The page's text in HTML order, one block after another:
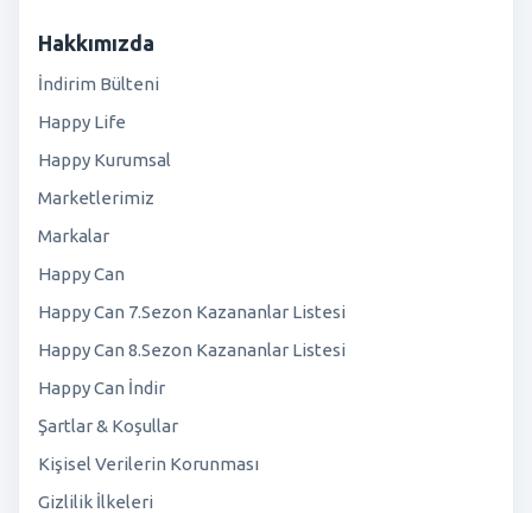
Hakkımızda
İndirim Bülteni
Happy Life
Happy Kurumsal
Marketlerimiz
Markalar
Happy Can
Happy Can 7.Sezon Kazananlar Listesi
Happy Can 8.Sezon Kazananlar Listesi
Happy Can İndir
Şartlar & Koşullar
Kişisel Verilerin Korunması
Gizlilik İlkeleri